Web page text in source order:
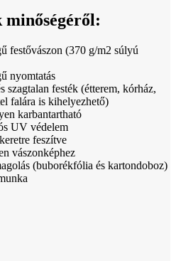
minőségéről:
festővászon (370 g/m2 súlyú
nyomtatás
szagtalan festék (étterem, kórház,
falára is kihelyezhető)
karbantartható
UV védelem
feszítve
vászonképhez
(buborékfólia és kartondoboz)